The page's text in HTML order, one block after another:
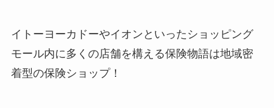
イトーヨーカドーやイオンといったショッピング
モール内に多くの店舗を構える保険物語は地域密
着型の保険ショップ！